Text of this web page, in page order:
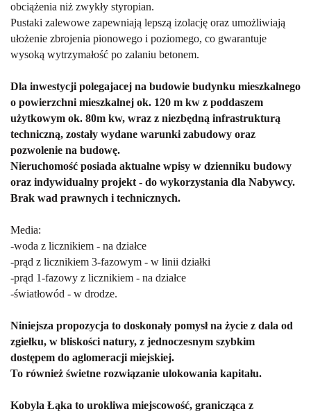
obciążenia niż zwykły styropian.
Pustaki zalewowe zapewniają lepszą izolację oraz umożliwiają
ułożenie zbrojenia pionowego i poziomego, co gwarantuje
wysoką wytrzymałość po zalaniu betonem.
Dla inwestycji polegajacej na budowie budynku mieszkalnego
o powierzchni mieszkalnej ok. 120 m kw z poddaszem
użytkowym ok. 80m kw, wraz z niezbędną infrastrukturą
techniczną, zostały wydane warunki zabudowy oraz
pozwolenie na budowę.
Nieruchomość posiada aktualne wpisy w dzienniku budowy
oraz indywidualny projekt - do wykorzystania dla Nabywcy.
Brak wad prawnych i technicznych.
Media:
-woda z licznikiem - na działce
-prąd z licznikiem 3-fazowym - w linii działki
-prąd 1-fazowy z licznikiem - na działce
-światłowód - w drodze.
Niniejsza propozycja to doskonały pomysł na życie z dala od
zgiełku, w bliskości natury, z jednoczesnym szybkim
dostępem do aglomeracji miejskiej.
To również świetne rozwiązanie ulokowania kapitału.
Kobyla Łąka to urokliwa miejscowość, granicząca z